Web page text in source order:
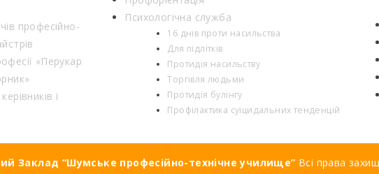
професійно-
«Перукар
і
Психологічна служба
16 днів проти насильства
Для підлітків
Протидія насильству
Торгівля людьми
Протидія булінгу
Профілактика суїцидальних тенденцій
Заклад “Шумське професійно-технічне училище” Всі права